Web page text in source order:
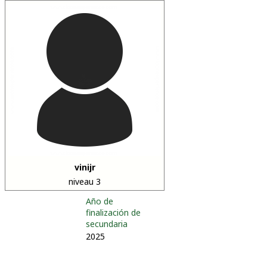
vinijr
niveau 3
Año de
finalización de
secundaria
2025